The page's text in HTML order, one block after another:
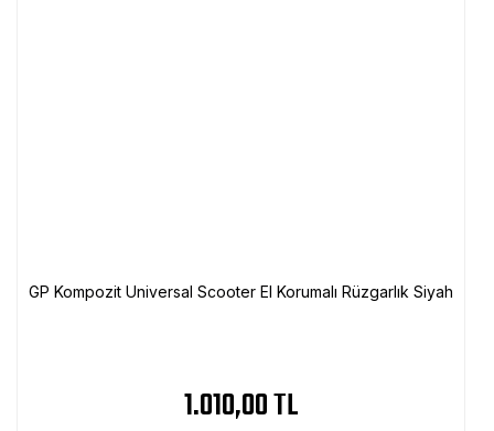
GP Kompozit Universal Scooter El Korumalı Rüzgarlık Siyah
1.010,00 TL